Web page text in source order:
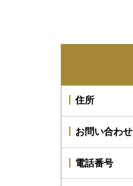
住所
お問い合わせ
電話番号